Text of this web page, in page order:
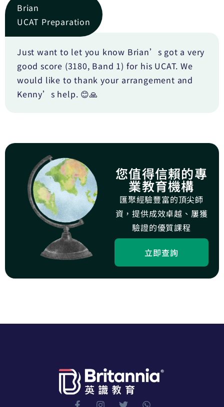
Brian
UCAT Preparation
Just want to let you know Brian’s got a very
good score (3180, Band 1) for his UCAT. We
would like to thank your arrangement and
Kenny’s help. 😊🙏
您值得信賴的專
業教育機構
匯聚經驗豐富的頂尖師
資，提供成效卓越、屢獲
驗證的優質課程
立即查詢